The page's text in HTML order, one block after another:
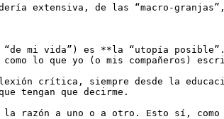
extensiva, de las “macro-
mi vida”) es **la “utopía
lo que yo (o mis compañeros)
crítica, siempre desde la
tengan que decirme.
razón a uno o a otro. Esto sí,